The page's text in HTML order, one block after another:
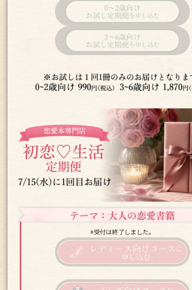
※受付は終了しました。